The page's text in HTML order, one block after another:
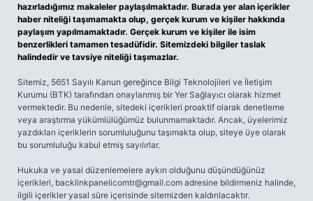
hazırladığımız makaleler paylaşılmaktadır. Burada yer alan içerikler
haber niteliği taşımamakta olup, gerçek kurum ve kişiler hakkında
paylaşım yapılmamaktadır. Gerçek kurum ve kişiler ile isim
benzerlikleri tamamen tesadüfidir. Sitemizdeki bilgiler taslak
halindedir ve tavsiye niteliği taşımazlar.
Sitemiz, 5651 Sayılı Kanun gereğince Bilgi Teknolojileri ve İletişim
Kurumu (BTK) tarafından onaylanmış bir Yer Sağlayıcı olarak hizmet
vermektedir. Bu nedenle, sitedeki içerikleri proaktif olarak denetleme
veya araştırma yükümlülüğümüz bulunmamaktadır. Ancak, üyelerimiz
yazdıkları içeriklerin sorumluluğunu taşımakta olup, siteye üye olarak
bu sorumluluğu kabul etmiş sayılırlar.
Hukuka ve yasal düzenlemelere aykırı olduğunu düşündüğünüz
içerikleri, backlinkpanelicomtr@gmail.com adresine bildirmeniz halinde,
ilgili içerikler yasal süre içerisinde sitemizden kaldırılacaktır.